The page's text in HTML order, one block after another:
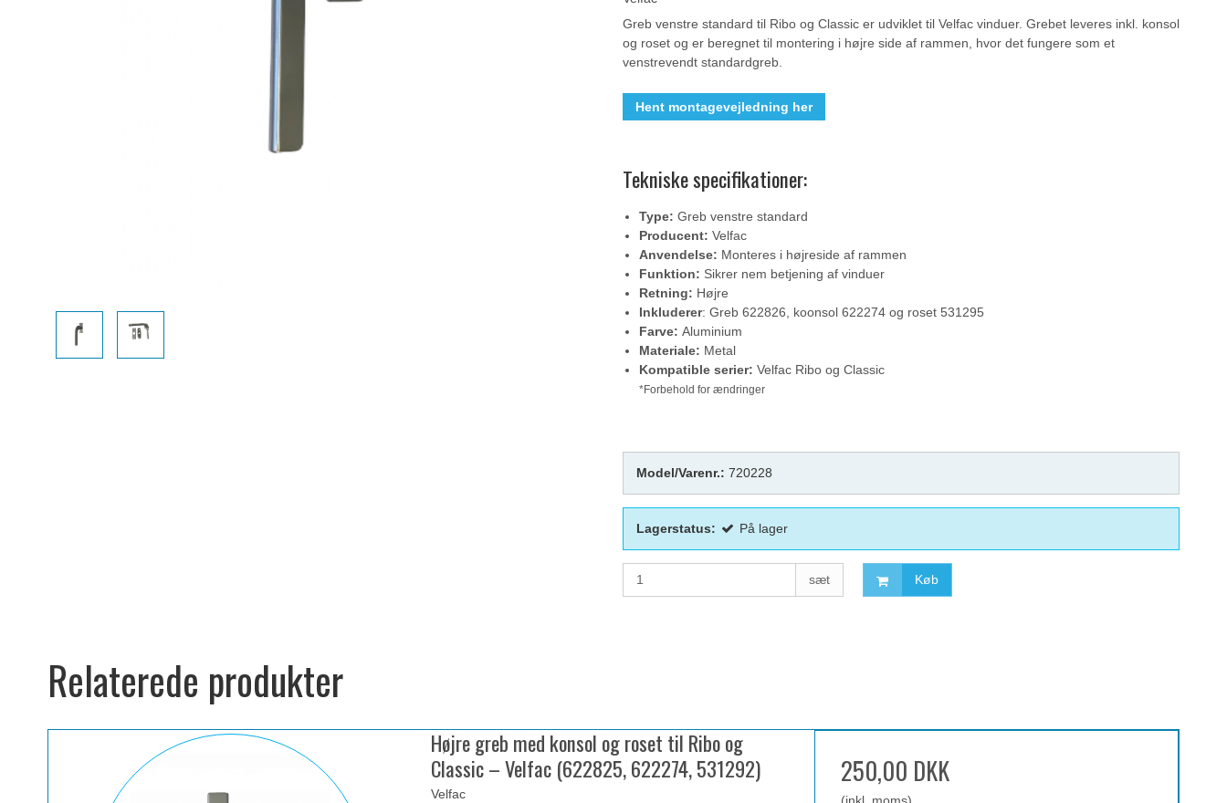
Greb venstre standard til Ribo og Classic er udviklet til Velfac vinduer. Grebet leveres inkl. konsol
og roset og er beregnet til montering i højre side af rammen, hvor det fungere som et
venstrevendt standardgreb.
Hent montagevejledning her
Tekniske specifikationer:
Type: Greb venstre standard
Producent: Velfac
Anvendelse: Monteres i højreside af rammen
Funktion: Sikrer nem betjening af vinduer
Retning: Højre
Inkluderer: Greb 622826, koonsol 622274 og roset 531295
Farve: Aluminium
Materiale: Metal
Kompatible serier: Velfac Ribo og Classic
*Forbehold for ændringer
Model/Varenr.: 720228
Lagerstatus: På lager
sæt Køb
Relaterede produkter
Højre greb med konsol og roset til Ribo og
Classic – Velfac (622825, 622274, 531292)
Velfac
250,00 DKK